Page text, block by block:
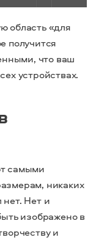
область «для
получится
что ваш
устройствах.
самыми
никаких
Нет и
изображено в
и